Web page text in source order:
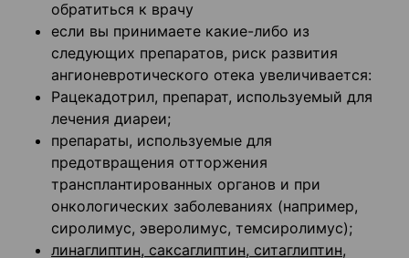
обратиться к врачу
если вы принимаете какие-либо из
следующих препаратов, риск развития
ангионевротического отека увеличивается:
Рацекадотрил, препарат, используемый для
лечения диареи;
препараты, используемые для
предотвращения отторжения
трансплантированных органов и при
онкологических заболеваниях (например,
сиролимус, эверолимус, темсиролимус);
линаглиптин, саксаглиптин, ситаглиптин,